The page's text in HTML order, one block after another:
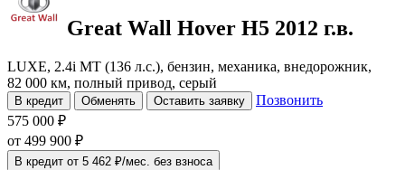
Great Wall Hover H5 2012 г.в.
LUXE, 2.4i MT (136 л.с.), бензин, механика, внедорожник,
82 000 км, полный привод, серый
В кредит Обменять Оставить заявку
Позвонить
575 000 ₽
от 499 900 ₽
В кредит от 5 462 ₽/мес. без взноса